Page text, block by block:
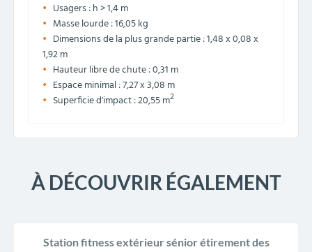
Usagers : h > 1,4 m
Masse lourde : 16,05 kg
Dimensions de la plus grande partie : 1,48 x 0,08 x
1,92 m
Hauteur libre de chute : 0,31 m
Espace minimal : 7,27 x 3,08 m
Superficie d'impact : 20,55 m2
À DÉCOUVRIR ÉGALEMENT
Station fitness extérieur sénior étirement des